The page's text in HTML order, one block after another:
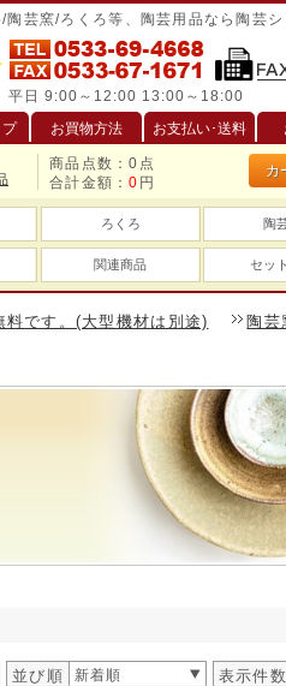
陶芸窯/ろくろ等、陶芸用品なら陶芸
平日 9:00～12:00 13:00～18:00
お買物方法 お支払い･送料
商品点数：0 点
合計金額：0 円
カ
ろくろ 陶
関連商品 セッ
(大型機材は別途)
陶芸窯の価
並び順 新着順 表示件数